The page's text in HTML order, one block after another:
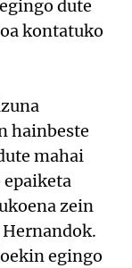
dute
kontatuko
hainbeste
mahai
zein
egingo